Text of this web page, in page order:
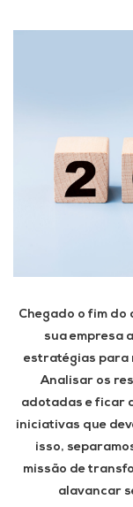
Chegado o fim do
sua empresa
estratégias para
Analisar os
adotadas e ficar
iniciativas que
isso,
missão de
alavancar